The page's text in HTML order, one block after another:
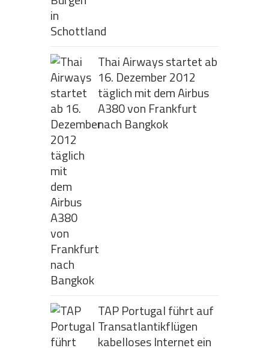
Thai Airways startet ab
16. Dezember 2012
täglich mit dem Airbus
A380 von Frankfurt
nach Bangkok
TAP Portugal führt auf
Transatlantikflügen
kabelloses Internet ein